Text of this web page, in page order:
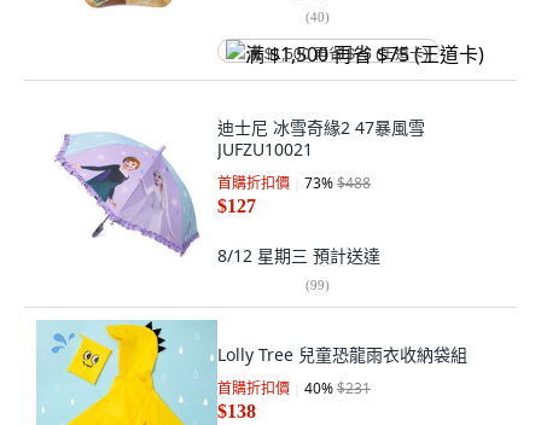
(40)
满 $1,500 再省 $75 (王道卡)
迪士尼 冰雪奇緣2 47暴風雪
JUFZU10021
首購折扣價 73%$488
$127
8/12 星期三 預計送達
(99)
Lolly Tree 兒童恐龍雨衣收納袋組
首購折扣價 40%$231
$138